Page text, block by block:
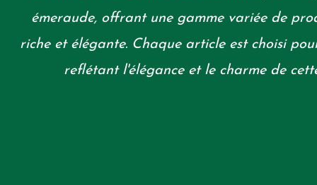
émeraude, offrant une gamme variée de
riche et élégante. Chaque article est choisi
reflétant l'élégance et le charme de